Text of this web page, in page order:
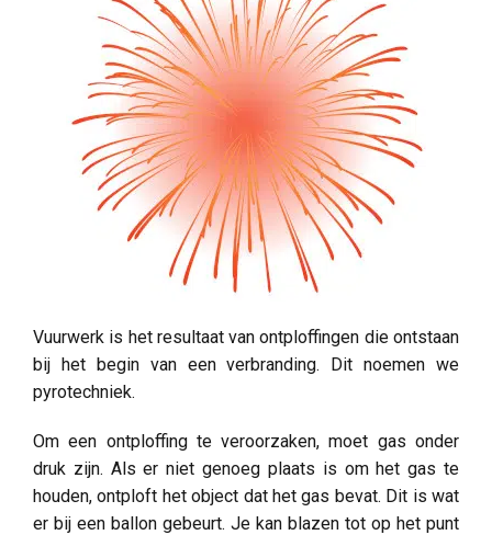
Vuurwerk is het resultaat van ontploffingen die ontstaan
bij het begin van een verbranding. Dit noemen we
pyrotechniek.
Om een ontploffing te veroorzaken, moet gas onder
druk zijn. Als er niet genoeg plaats is om het gas te
houden, ontploft het object dat het gas bevat. Dit is wat
er bij een ballon gebeurt. Je kan blazen tot op het punt